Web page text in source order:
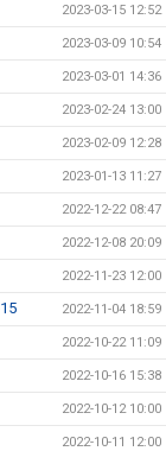
2023-03-15 12:52
2023-03-09 10:54
2023-03-01 14:36
2023-02-24 13:00
2023-02-09 12:28
2023-01-13 11:27
2022-12-22 08:47
2022-12-08 20:09
2022-11-23 12:00
2022-11-04 18:59
2022-10-22 11:09
2022-10-16 15:38
2022-10-12 10:00
2022-10-11 12:00